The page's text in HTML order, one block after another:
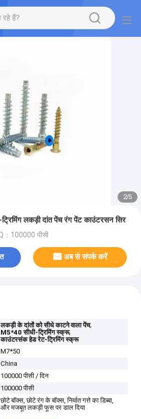
2/5
लकड़ी दांत पेंच रंग पेंट काउंटरसन सिर
：100000 पीसी
अब से संपर्क करें
लकड़ी के दांतों को सीधे काटने वाला पेंच,
M5*40 सीधी-ट्रिमिंग स्क्रू,
काउंटरसंक हेड रेट-ट्रिमिंग स्क्रू
M7*50
China
100000 पीसी / दिन
100000 पीसी
छोटे बॉक्स, छोटे रंग के बॉक्स, निर्यात गत्ते का डिब्बा,
और मजबूत लकड़ी फूस पर डाल दिया